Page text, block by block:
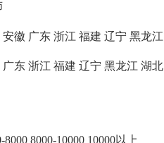
安徽 广东 浙江 福建 辽宁 黑龙江
广东 浙江 福建 辽宁 黑龙江 湖北
8000 8000-10000 10000以上